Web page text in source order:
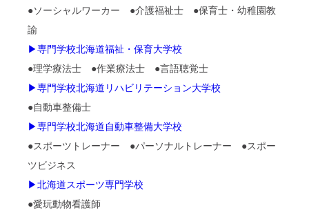
●ソーシャルワーカー ●介護福祉士 ●保育士・幼稚園教
諭
▶専門学校北海道福祉・保育大学校
●理学療法士 ●作業療法士 ●言語聴覚士
▶専門学校北海道リハビリテーション大学校
●自動車整備士
▶専門学校北海道自動車整備大学校
●スポーツトレーナー ●パーソナルトレーナー ●スポー
ツビジネス
▶北海道スポーツ専門学校
●愛玩動物看護師